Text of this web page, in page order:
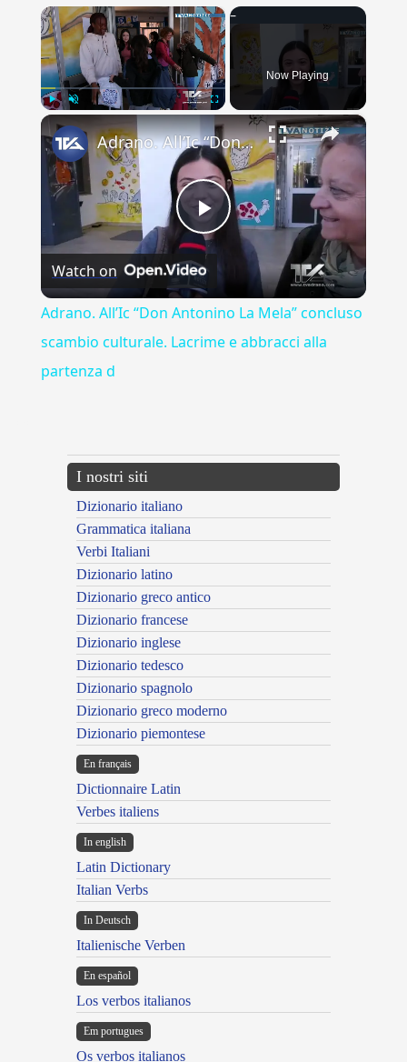
×
Now Playing
×
Play
Video
Adrano. All’Ic “Don Antonino La Mela” concluso scambio culturale. Lacrime e abbracci alla partenza d
Watch on
Adrano. All’Ic “Don Antonino La Mela” concluso
scambio culturale. Lacrime e abbracci alla
partenza d
I nostri siti
Dizionario italiano
Grammatica italiana
Verbi Italiani
Dizionario latino
Dizionario greco antico
Dizionario francese
Dizionario inglese
Dizionario tedesco
Dizionario spagnolo
Dizionario greco moderno
Dizionario piemontese
En français
Dictionnaire Latin
Verbes italiens
In english
Latin Dictionary
Italian Verbs
In Deutsch
Italienische Verben
En español
Los verbos italianos
Em portugues
Os verbos italianos